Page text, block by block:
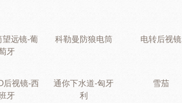
望远镜-葡
牙
科勒曼防狼电筒 电转后视镜
后视镜-西
牙
通你下水道-匈牙
利
雪茄